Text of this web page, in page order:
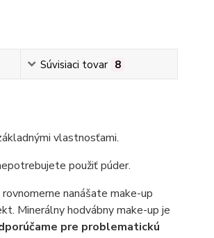
Súvisiaci tovar 8
vlastnosťami.
použiť púder.
nanášate make-up
Minerálny hodvábny make-up je
pre problematickú